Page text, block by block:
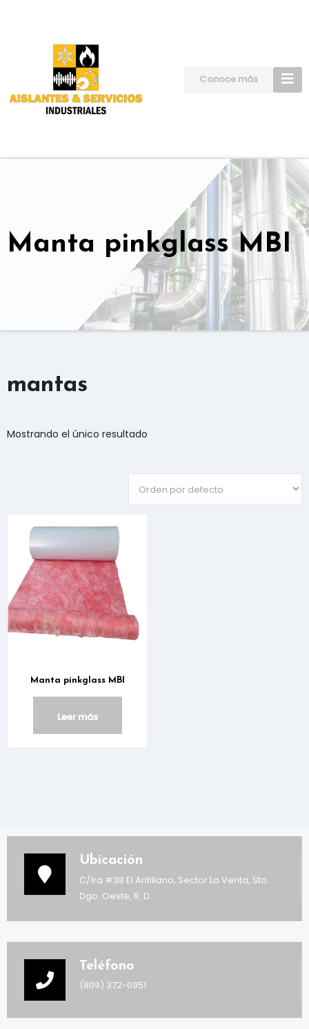
Conoce más
Manta pinkglass MBI
mantas
Mostrando el único resultado
Manta pinkglass MBI
Leer más
Ubicación
C/1ra #38 El Antillano, Sector La Venta, Sto.
Dgo. Oeste, R. D.
Teléfono
(809) 372-0951